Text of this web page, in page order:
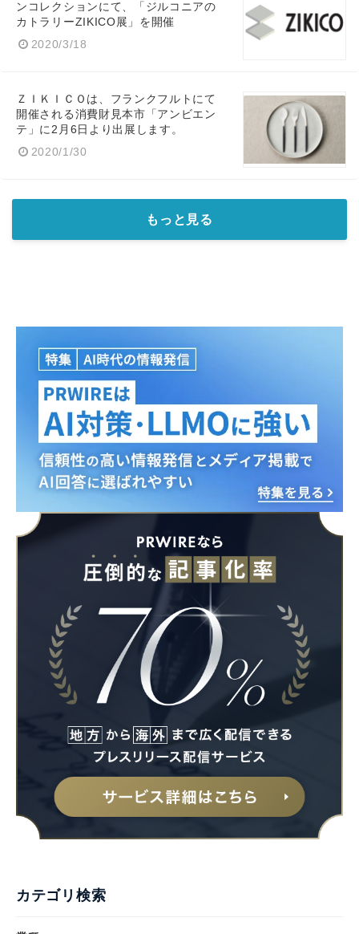
ンコレクションにて、「ジルコニアの
カトラリーZIKICO展」を開催
2020/3/18
ＺＩＫＩＣＯは、フランクフルトにて
開催される消費財見本市「アンビエン
テ」に2月6日より出展します。
2020/1/30
もっと見る
カテゴリ検索